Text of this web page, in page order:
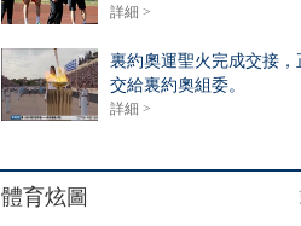
詳細 >
裏約奧運聖火完成交接，
交給裏約奧組委。
詳細 >
體育炫圖